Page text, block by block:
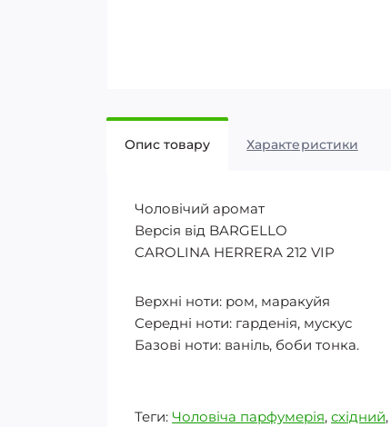
Опис товару Характеристики
Чоловічий аромат
Версія від BARGELLO
CAROLINA HERRERA 212 VIP
Верхні ноти: ром, маракуйя
Середні ноти: гарденія, мускус
Базові ноти: ваніль, боби тонка.
Теги: Чоловіча парфумерія, східний,